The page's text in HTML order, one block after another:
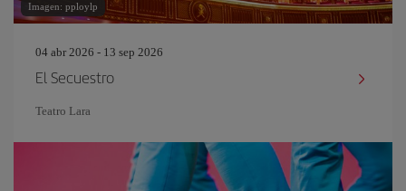
Imagen: pploylp
04 abr 2026 - 13 sep 2026
El Secuestro
Teatro Lara